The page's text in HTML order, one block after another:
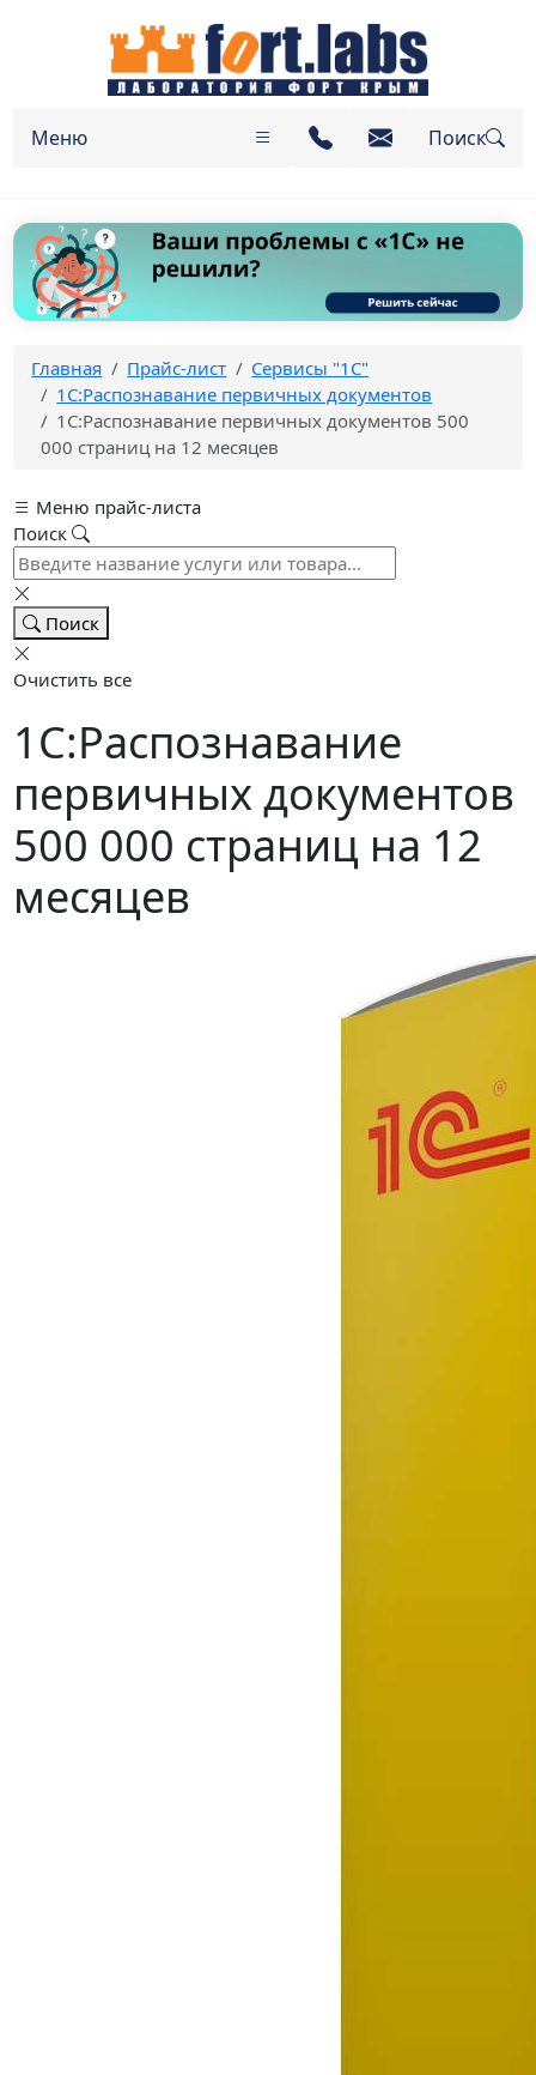
Меню Поиск
Главная Прайс-лист
Сервисы "1С"
1С:Распознавание первичных документов
1С:Распознавание первичных документов 500
000 страниц на 12 месяцев
Меню прайс-листа
Поиск
Поиск
Очистить все
1С:Распознавание
первичных документов
500 000 страниц на 12
месяцев